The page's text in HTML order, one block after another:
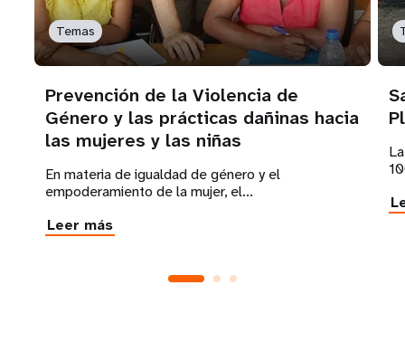
Temas
Prevención de la Violencia de
Género y las prácticas dañinas hacia
las mujeres y las niñas
En materia de igualdad de género y el
empoderamiento de la mujer, el...
Leer más